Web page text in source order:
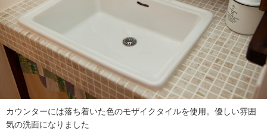
カウンターには落ち着いた色のモザイクタイルを使用。優しい雰囲
気の洗面になりました